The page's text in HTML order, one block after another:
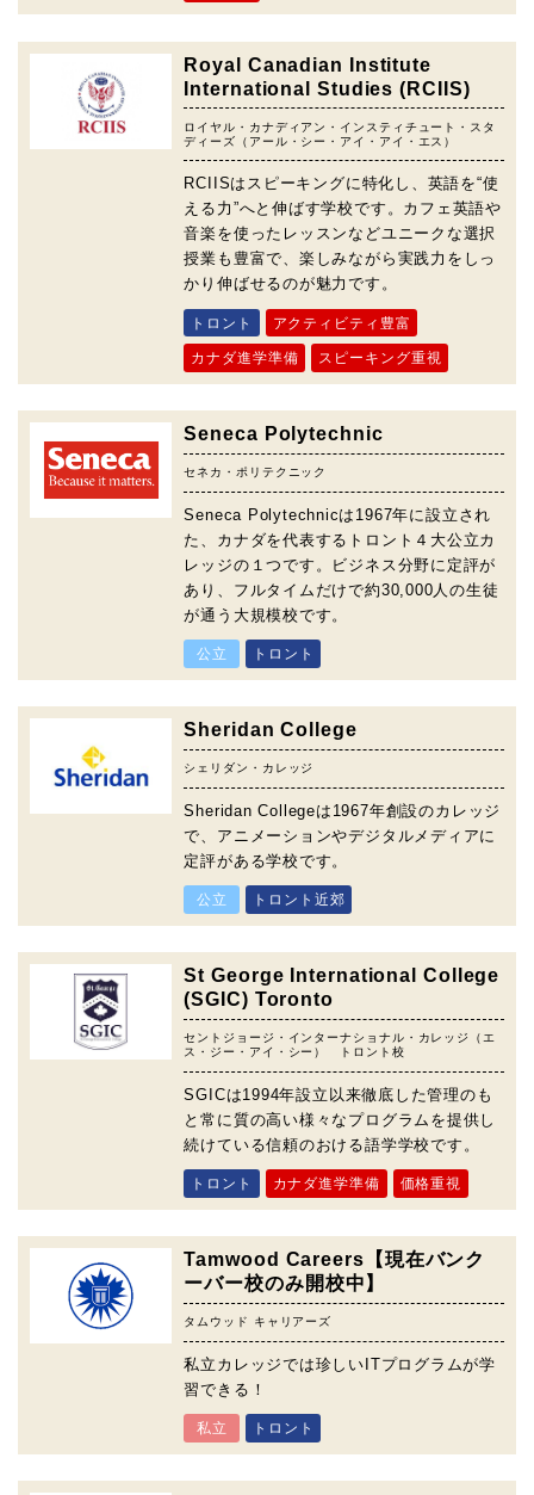
Royal Canadian Institute
International Studies (RCIIS)
ロイヤル・カナディアン・インスティチュート・スタ
ディーズ（アール・シー・アイ・アイ・エス）
RCIISはスピーキングに特化し、英語を“使
える力”へと伸ばす学校です。カフェ英語や
音楽を使ったレッスンなどユニークな選択
授業も豊富で、楽しみながら実践力をしっ
かり伸ばせるのが魅力です。
トロント アクティビティ豊富
カナダ進学準備 スピーキング重視
Seneca Polytechnic
セネカ・ポリテクニック
Seneca Polytechnicは1967年に設立され
た、カナダを代表するトロント４大公立カ
レッジの１つです。ビジネス分野に定評が
あり、フルタイムだけで約30,000人の生徒
が通う大規模校です。
公立 トロント
Sheridan College
シェリダン・カレッジ
Sheridan Collegeは1967年創設のカレッジ
で、アニメーションやデジタルメディアに
定評がある学校です。
公立 トロント近郊
St George International College
(SGIC) Toronto
セントジョージ・インターナショナル・カレッジ（エ
ス・ジー・アイ・シー） トロント校
SGICは1994年設立以来徹底した管理のも
と常に質の高い様々なプログラムを提供し
続けている信頼のおける語学学校です。
トロント カナダ進学準備 価格重視
Tamwood Careers【現在バンク
ーバー校のみ開校中】
タムウッド キャリアーズ
私立カレッジでは珍しいITプログラムが学
習できる！
私立 トロント